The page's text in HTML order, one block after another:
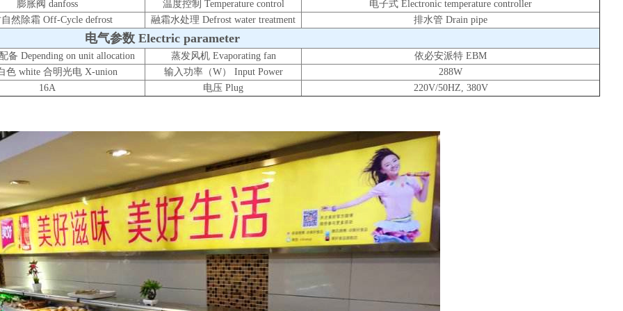
膨胀阀 danfoss 温度控制 Temperature control
电子式 Electronic temperature controller
然除霜 Off-Cycle defrost
融霜水处理 Defrost water treatment 排水管 Drain pipe
电气参数 Electric parameter
备 Depending on unit allocation 蒸发风机 Evaporating fan
依必安派特 EBM
色 white 合明光电 X-union
输入功率（W） Input Power
288W
16A
电压 Plug 220V/50HZ, 380V